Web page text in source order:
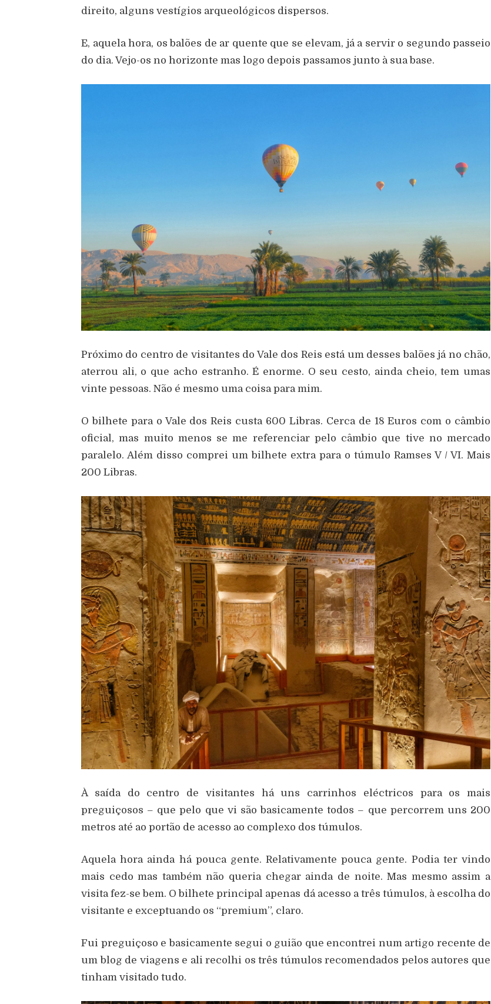
direito, alguns vestígios arqueológicos dispersos.
E, aquela hora, os balões de ar quente que se elevam, já a servir o segundo passeio
do dia. Vejo-os no horizonte mas logo depois passamos junto à sua base.
Próximo do centro de visitantes do Vale dos Reis está um desses balões já no chão,
aterrou ali, o que acho estranho. É enorme. O seu cesto, ainda cheio, tem umas
vinte pessoas. Não é mesmo uma coisa para mim.
O bilhete para o Vale dos Reis custa 600 Libras. Cerca de 18 Euros com o câmbio
oficial, mas muito menos se me referenciar pelo câmbio que tive no mercado
paralelo. Além disso comprei um bilhete extra para o túmulo Ramses V / VI. Mais
200 Libras.
À saída do centro de visitantes há uns carrinhos eléctricos para os mais
preguiçosos – que pelo que vi são basicamente todos – que percorrem uns 200
metros até ao portão de acesso ao complexo dos túmulos.
Aquela hora ainda há pouca gente. Relativamente pouca gente. Podia ter vindo
mais cedo mas também não queria chegar ainda de noite. Mas mesmo assim a
visita fez-se bem. O bilhete principal apenas dá acesso a três túmulos, à escolha do
visitante e exceptuando os “premium”, claro.
Fui preguiçoso e basicamente segui o guião que encontrei num artigo recente de
um blog de viagens e ali recolhi os três túmulos recomendados pelos autores que
tinham visitado tudo.